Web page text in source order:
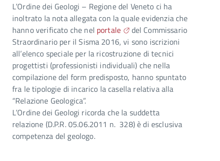
L’Ordine dei Geologi – Regione del Veneto ci ha
inoltrato la nota allegata con la quale evidenzia che
hanno verificato che nel portale
del Commissario
Straordinario per il Sisma 2016, vi sono iscrizioni
all’elenco speciale per la ricostruzione di tecnici
progettisti (professionisti individuali) che nella
compilazione del form predisposto, hanno spuntato
fra le tipologie di incarico la casella relativa alla
“Relazione Geologica”.
L’Ordine dei Geologi ricorda che la suddetta
relazione (D.P.R. 05.06.2011 n. 328) è di esclusiva
competenza del geologo.